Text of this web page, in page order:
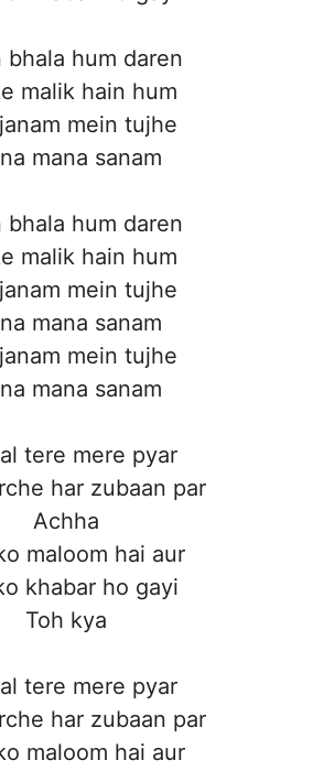
bhala hum daren
malik hain hum
mein tujhe
mana sanam
bhala hum daren
malik hain hum
mein tujhe
mana sanam
mein tujhe
mana sanam
tere mere pyar
har zubaan par
Achha
maloom hai aur
khabar ho gayi
Toh kya
tere mere pyar
har zubaan par
maloom hai aur